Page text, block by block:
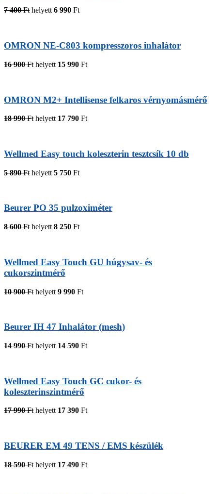
7 400 Ft helyett 6 990 Ft
OMRON NE-C803 kompresszoros inhalátor
16 900 Ft helyett 15 990 Ft
OMRON M2+ Intellisense felkaros vérnyomásmérő
18 990 Ft helyett 17 790 Ft
Wellmed Easy touch koleszterin tesztcsík 10 db
5 890 Ft helyett 5 750 Ft
Beurer PO 35 pulzoximéter
8 600 Ft helyett 8 250 Ft
Wellmed Easy Touch GU húgysav- és
cukorszintmérő
10 900 Ft helyett 9 990 Ft
Beurer IH 47 Inhalátor (mesh)
14 990 Ft helyett 14 590 Ft
Wellmed Easy Touch GC cukor- és
koleszterinszintmérő
17 990 Fthelyett 17 390 Ft
BEURER EM 49 TENS / EMS készülék
18 590 Ft helyett 17 490 Ft